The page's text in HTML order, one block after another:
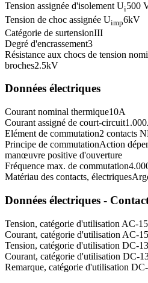
Tension assignée d'isolement Ui500
Tension de choc assignée Uimp6kV
Catégorie de surtensionIII
Degré d'encrassement3
Résistance aux chocs de tension
broches2.5kV
Données électriques
Courant nominal thermique10A
Courant assigné de court-circuit1.000
Elément de commutation2 contacts
Principe de commutationAction
manœuvre positive d'ouverture
Fréquence max. de commutation
Matériau des contacts, électriques
Données électriques -
Tension, catégorie d'utilisation AC-15
Courant, catégorie d'utilisation AC-15
Tension, catégorie d'utilisation DC-13
Courant, catégorie d'utilisation DC-
Remarque, catégorie d'utilisation